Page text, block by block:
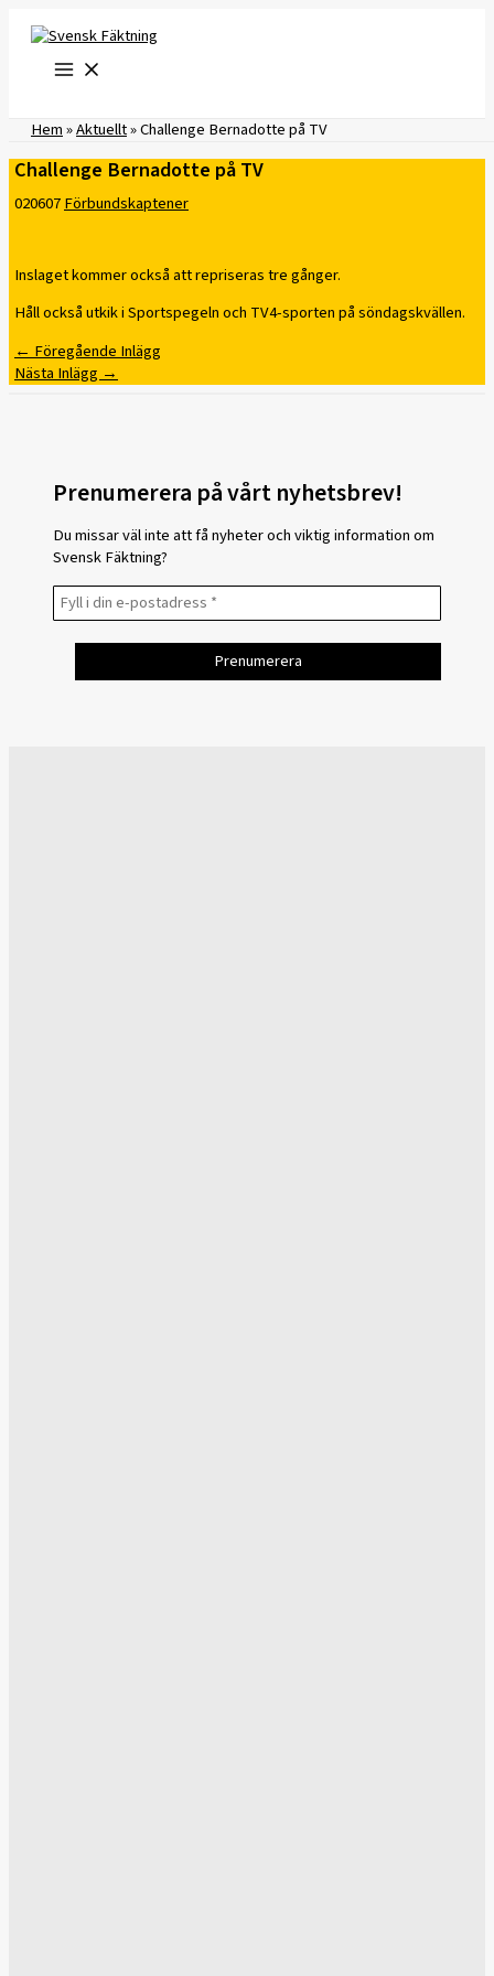
innehåll
Hem»Aktuellt»Challenge Bernadotte på TV
Challenge Bernadotte på TV
020607Förbundskaptener
Inslaget kommer också att repriseras tre gånger.
Håll också utkik i Sportspegeln och TV4-sporten på söndagskvällen.
← Föregående Inlägg
Nästa Inlägg →
Prenumerera på vårt nyhetsbrev!
Du missar väl inte att få nyheter och viktig information om
Svensk Fäktning?